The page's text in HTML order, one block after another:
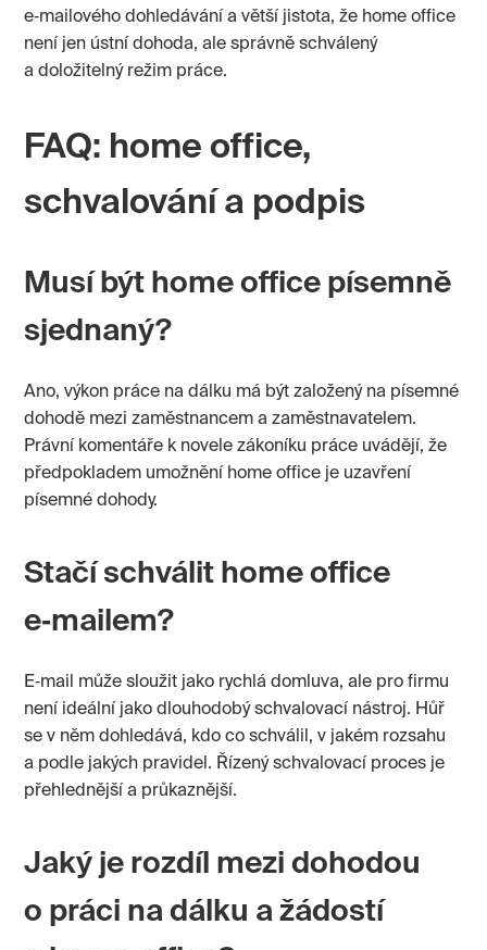
e‑mailového dohledávání a větší jistota, že home office
není jen ústní dohoda, ale správně schválený
a doložitelný režim práce.
FAQ: home office,
schvalování a podpis
Musí být home office písemně
sjednaný?
Ano, výkon práce na dálku má být založený na písemné
dohodě mezi zaměstnancem a zaměstnavatelem.
Právní komentáře k novele zákoníku práce uvádějí, že
předpokladem umožnění home office je uzavření
písemné dohody.
Stačí schválit home office
e‑mailem?
E‑mail může sloužit jako rychlá domluva, ale pro firmu
není ideální jako dlouhodobý schvalovací nástroj. Hůř
se v něm dohledává, kdo co schválil, v jakém rozsahu
a podle jakých pravidel. Řízený schvalovací proces je
přehlednější a průkaznější.
Jaký je rozdíl mezi dohodou
o práci na dálku a žádostí